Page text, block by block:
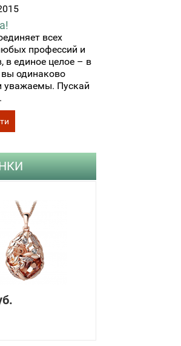
всех
профессий и
в единое целое – в
вы одинаково
уважаемы. Пускай